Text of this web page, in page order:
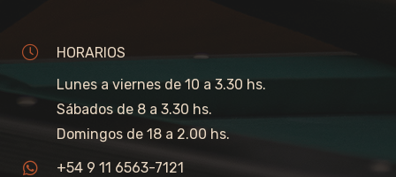
HORARIOS
Lunes a viernes de 10 a 3.30 hs.
Sábados de 8 a 3.30 hs.
Domingos de 18 a 2.00 hs.
+54 9 11 6563-7121